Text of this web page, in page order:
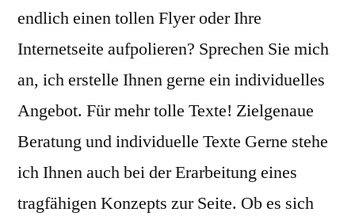
endlich einen tollen Flyer oder Ihre
Internetseite aufpolieren? Sprechen Sie mich
an, ich erstelle Ihnen gerne ein individuelles
Angebot. Für mehr tolle Texte! Zielgenaue
Beratung und individuelle Texte Gerne stehe
ich Ihnen auch bei der Erarbeitung eines
tragfähigen Konzepts zur Seite. Ob es sich